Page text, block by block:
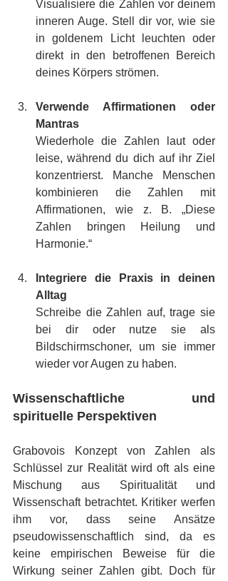
Visualisiere die Zahlen vor deinem
inneren Auge. Stell dir vor, wie sie
in goldenem Licht leuchten oder
direkt in den betroffenen Bereich
deines Körpers strömen.
Verwende Affirmationen oder
Mantras
Wiederhole die Zahlen laut oder
leise, während du dich auf ihr Ziel
konzentrierst. Manche Menschen
kombinieren die Zahlen mit
Affirmationen, wie z. B. „Diese
Zahlen bringen Heilung und
Harmonie.“
Integriere die Praxis in deinen
Alltag
Schreibe die Zahlen auf, trage sie
bei dir oder nutze sie als
Bildschirmschoner, um sie immer
wieder vor Augen zu haben.
Wissenschaftliche und
spirituelle Perspektiven
Grabovois Konzept von Zahlen als
Schlüssel zur Realität wird oft als eine
Mischung aus Spiritualität und
Wissenschaft betrachtet. Kritiker werfen
ihm vor, dass seine Ansätze
pseudowissenschaftlich sind, da es
keine empirischen Beweise für die
Wirkung seiner Zahlen gibt. Doch für